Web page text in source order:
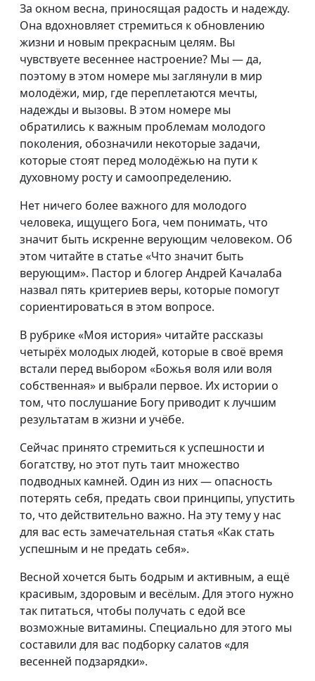
За окном весна, приносящая радость и надежду.
Она вдохновляет стремиться к обновлению
жизни и новым прекрасным целям. Вы
чувствуете весеннее настроение? Мы — да,
поэтому в этом номере мы заглянули в мир
молодёжи, мир, где переплетаются мечты,
надежды и вызовы. В этом номере мы
обратились к важным проблемам молодого
поколения, обозначили некоторые задачи,
которые стоят перед молодёжью на пути к
духовному росту и самоопределению.
Нет ничего более важного для молодого
человека, ищущего Бога, чем понимать, что
значит быть искренне верующим человеком. Об
этом читайте в статье «Что значит быть
верующим». Пастор и блогер Андрей Качалаба
назвал пять критериев веры, которые помогут
сориентироваться в этом вопросе.
В рубрике «Моя история» читайте рассказы
четырёх молодых людей, которые в своё время
встали перед выбором «Божья воля или воля
собственная» и выбрали первое. Их истории о
том, что послушание Богу приводит к лучшим
результатам в жизни и учёбе.
Сейчас принято стремиться к успешности и
богатству, но этот путь таит множество
подводных камней. Один из них — опасность
потерять себя, предать свои принципы, упустить
то, что действительно важно. На эту тему у нас
для вас есть замечательная статья «Как стать
успешным и не предать себя».
Весной хочется быть бодрым и активным, а ещё
красивым, здоровым и весёлым. Для этого нужно
так питаться, чтобы получать с едой все
возможные витамины. Специально для этого мы
составили для вас подборку салатов «для
весенней подзарядки».